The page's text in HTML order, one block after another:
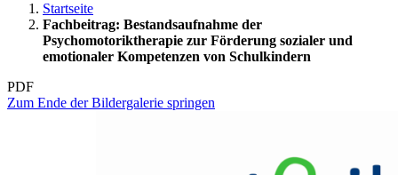
Startseite
Fachbeitrag: Bestandsaufnahme der
Psychomotoriktherapie zur Förderung sozialer und
emotionaler Kompetenzen von Schulkindern
PDF
Zum Ende der Bildergalerie springen